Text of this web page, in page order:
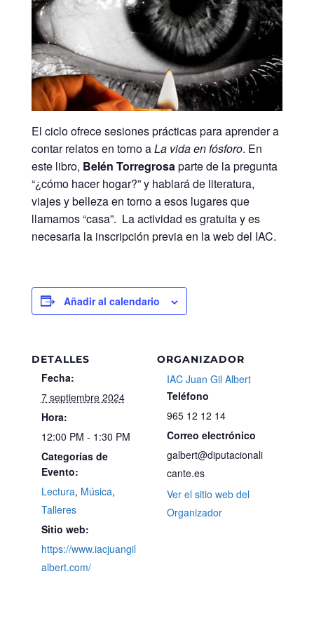
El ciclo ofrece sesiones prácticas para aprender a
contar relatos en torno aLa vida en fósforo. En
este libro, Belén Torregrosa parte de la pregunta
“¿cómo hacer hogar?” y hablará de literatura,
viajes y belleza en torno a esos lugares que
llamamos “casa”. La actividad es gratuita y es
necesaria la inscripción previa en la web del IAC.
Añadir al calendario
DETALLES
Fecha:
7 septiembre 2024
Hora:
12:00 PM - 1:30 PM
Categorías de
Evento:
Lectura, Música,
Talleres
Sitio web:
https://www.iacjuangil
albert.com/
ORGANIZADOR
IAC Juan Gil Albert
Teléfono
965 12 12 14
Correo electrónico
galbert@diputacionali
cante.es
Ver el sitio web del
Organizador